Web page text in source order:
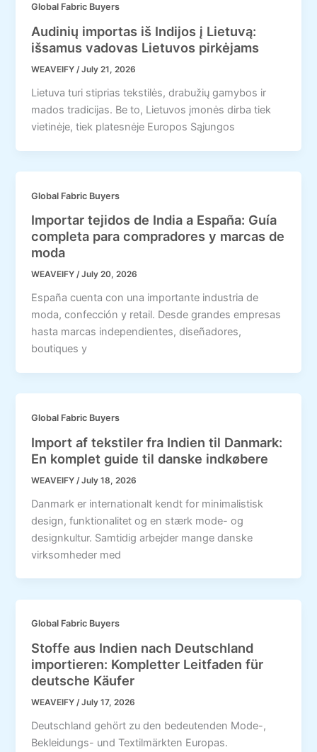
Global Fabric Buyers
Audinių importas iš Indijos į Lietuvą:
išsamus vadovas Lietuvos pirkėjams
WEAVEIFY/July 21, 2026
Lietuva turi stiprias tekstilės, drabužių gamybos ir
mados tradicijas. Be to, Lietuvos įmonės dirba tiek
vietinėje, tiek platesnėje Europos Sąjungos
Global Fabric Buyers
Importar tejidos de India a España: Guía
completa para compradores y marcas de
moda
WEAVEIFY/July 20, 2026
España cuenta con una importante industria de
moda, confección y retail. Desde grandes empresas
hasta marcas independientes, diseñadores,
boutiques y
Global Fabric Buyers
Import af tekstiler fra Indien til Danmark:
En komplet guide til danske indkøbere
WEAVEIFY /July 18, 2026
Danmark er internationalt kendt for minimalistisk
design, funktionalitet og en stærk mode- og
designkultur. Samtidig arbejder mange danske
virksomheder med
Global Fabric Buyers
Stoffe aus Indien nach Deutschland
importieren: Kompletter Leitfaden für
deutsche Käufer
WEAVEIFY/July 17, 2026
Deutschland gehört zu den bedeutenden Mode-,
Bekleidungs- und Textilmärkten Europas.